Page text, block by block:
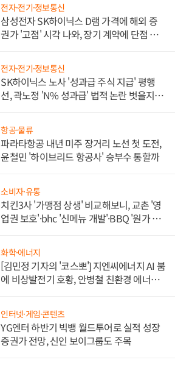
전자·전기·정보통신
삼성전자 SK하이닉스 D램 가격에 해외 증
권가 '고점' 시각 나와, 장기 계약에 단점 부
전자·전기·정보통신
SK하이닉스 노사 '성과급 주식 지급' 평행
선, 곽노정 'N% 성과급' 법적 논란 벗을지 주
항공·물류
파라타항공 내년 미주 장거리 노선 첫 도전,
윤철민 '하이브리드 항공사' 승부수 통할까
소비자·유통
치킨3사 '가맹점 상생' 비교해보니, 교촌 '영
업권 보호'·bhc '신메뉴 개발'·BBQ '원가 부
화학·에너지
[김민정 기자의 '코스뽀'] 지엔씨에너지 AI 붐
에 비상발전기 호황, 안병철 친환경 에너지
인터넷·게임·콘텐츠
YG엔터 하반기 빅뱅 월드투어로 실적 성장
증권가 전망, 신인 보이그룹도 주목